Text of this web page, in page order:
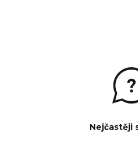
Nejčastěji